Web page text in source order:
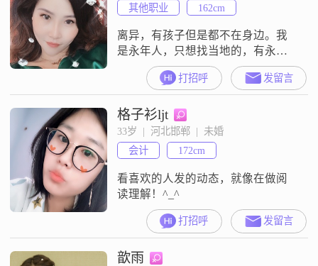
其他职业
162cm
离异，有孩子但是都不在身边。我
是永年人，只想找当地的，有永年
的朋友可以给我留言
打招呼 发留言
格子衫ljt
33岁  |  河北邯郸  |  未婚
会计
172cm
看喜欢的人发的动态，就像在做阅
读理解！^_^
打招呼 发留言
歆雨